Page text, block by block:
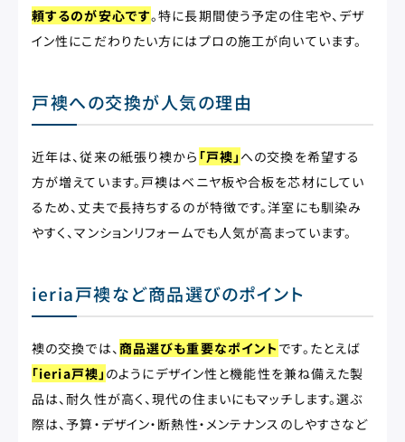
頼するのが安心です。特に長期間使う予定の住宅や、デザ
イン性にこだわりたい方にはプロの施工が向いています。
戸襖への交換が人気の理由
近年は、従来の紙張り襖から 「戸襖」 への交換を希望する
方が増えています。戸襖はベニヤ板や合板を芯材にしてい
るため、丈夫で長持ちするのが特徴です。洋室にも馴染み
やすく、マンションリフォームでも人気が高まっています。
ieria戸襖など商品選びのポイント
襖の交換では、商品選びも重要なポイント です。たとえば
「ieria戸襖」 のようにデザイン性と機能性を兼ね備えた製
品は、耐久性が高く、現代の住まいにもマッチします。選ぶ
際は、予算・デザイン・断熱性・メンテナンスのしやすさなど